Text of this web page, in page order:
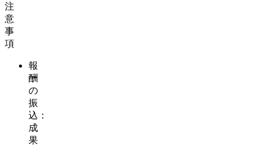
注
意
事
項
報
酬
の
振
込：
成
果